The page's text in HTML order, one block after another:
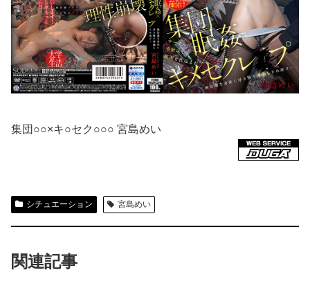
集団○○×キ○セク○○○ 宮島めい
シチュエーション 宮島めい
関連記事